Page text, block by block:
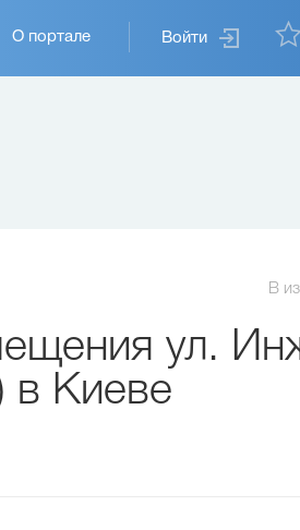
Войти
О портале
В
ул.
в Киеве